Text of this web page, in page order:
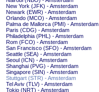
New York (JFK) - Amsterdam
Newark (EWR) - Amsterdam
Orlando (MCO) - Amsterdam
Palma de Mallorca (PMI) - Amsterdam
Paris (CDG) - Amsterdam
Philadelphia (PHL) - Amsterdam
Rom (FCO) - Amsterdam
San Francisco (SFO) - Amsterdam
Seattle (SEA) - Amsterdam
Seoul (ICN) - Amsterdam
Shanghai (PVG) - Amsterdam
Singapore (SIN) - Amsterdam
Stuttgart (STR) - Amsterdam
Tel Aviv (TLV) - Amsterdam
Tokio (NRT) - Amsterdam